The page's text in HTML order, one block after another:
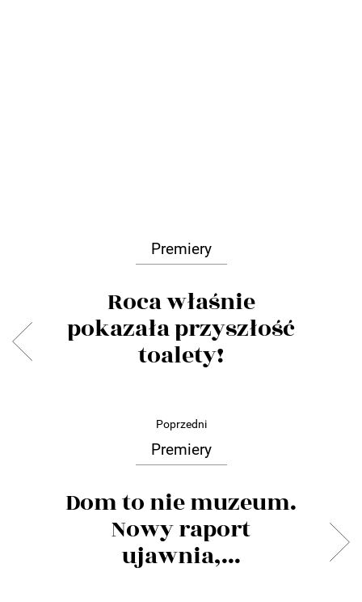
Premiery
Roca właśnie
pokazała przyszłość
toalety!
Poprzedni
Premiery
Dom to nie muzeum.
Nowy raport
ujawnia,...